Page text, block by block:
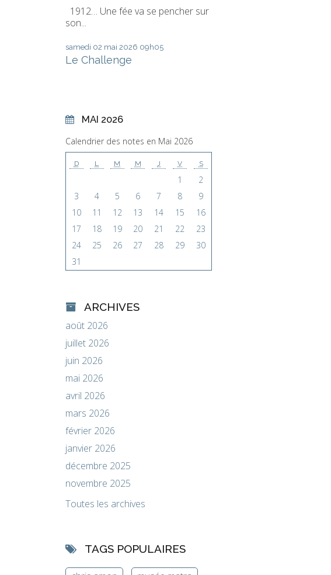
1912… Une fée va se pencher sur
son...
samedi 02 mai 2026 09h05
Le Challenge
MAI 2026
Calendrier des notes en Mai 2026
D L M M J V S
1
2
3
4 5 6 7 8
9
10
11 12 13 14 15
16
17
18 19 20 21 22
23
24
25 26 27 28 29
30
31
ARCHIVES
août 2026
juillet 2026
juin 2026
mai 2026
avril 2026
mars 2026
février 2026
janvier 2026
décembre 2025
novembre 2025
Toutes les archives
TAGS POPULAIRES